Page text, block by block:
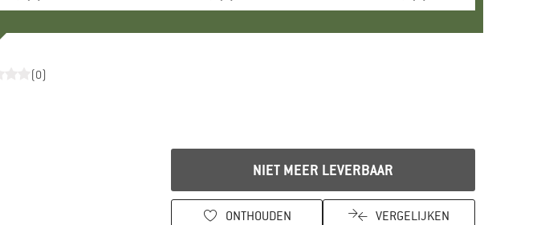
(0)
NIET MEER LEVERBAAR
ONTHOUDEN VERGELIJKEN